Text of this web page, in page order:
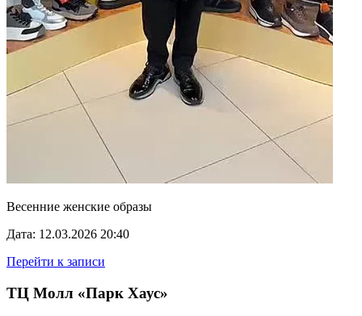
Весенние женские образы
Дата: 12.03.2026 20:40
Перейти к записи
ТЦ Молл «Парк Хаус»